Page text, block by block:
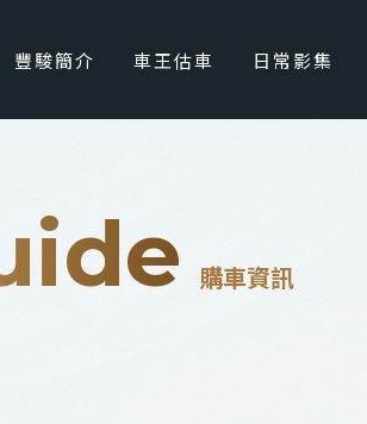
豐駿簡介 車王估車 日常影集
購車資訊